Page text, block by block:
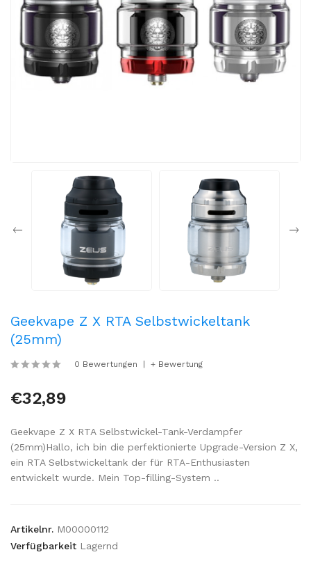
Geekvape Z X RTA Selbstwickeltank
(25mm)
0 Bewertungen + Bewertung
€32,89
Geekvape Z X RTA Selbstwickel-Tank-Verdampfer
(25mm)Hallo, ich bin die perfektionierte Upgrade-Version Z X,
ein RTA Selbstwickeltank der für RTA-Enthusiasten
entwickelt wurde. Mein Top-filling-System ..
Artikelnr. M00000112
Verfügbarkeit Lagernd